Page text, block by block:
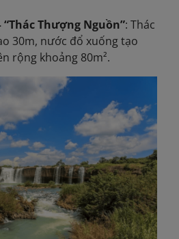
“Thác Thượng Nguồn”: Thác
30m, nước đổ xuống tạo
rộng khoảng 80m².